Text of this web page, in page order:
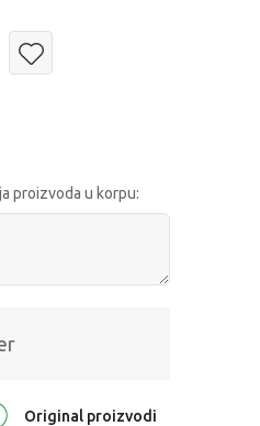
proizvoda u korpu:
Original proizvodi